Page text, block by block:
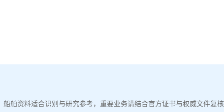
船舶资料适合识别与研究参考，重要业务请结合官方证书与权威文件复